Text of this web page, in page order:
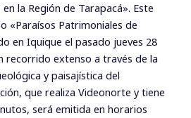
la Región de Tarapacá». Este
«Paraísos Patrimoniales de
en Iquique el pasado jueves 28
recorrido extenso a través de la
y paisajística del
que realiza Videonorte y tiene
será emitida en horarios